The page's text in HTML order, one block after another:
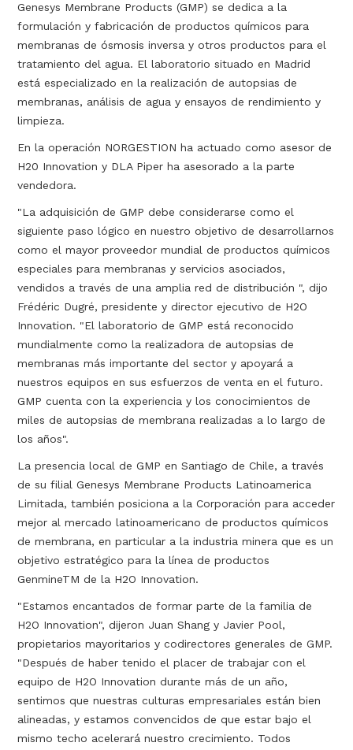
Genesys Membrane Products (GMP) se dedica a la
formulación y fabricación de productos químicos para
membranas de ósmosis inversa y otros productos para el
tratamiento del agua. El laboratorio situado en Madrid
está especializado en la realización de autopsias de
membranas, análisis de agua y ensayos de rendimiento y
limpieza.
En la operación NORGESTION ha actuado como asesor de
H20 Innovation y DLA Piper ha asesorado a la parte
vendedora.
"La adquisición de GMP debe considerarse como el
siguiente paso lógico en nuestro objetivo de desarrollarnos
como el mayor proveedor mundial de productos químicos
especiales para membranas y servicios asociados,
vendidos a través de una amplia red de distribución ", dijo
Frédéric Dugré, presidente y director ejecutivo de H2O
Innovation. "El laboratorio de GMP está reconocido
mundialmente como la realizadora de autopsias de
membranas más importante del sector y apoyará a
nuestros equipos en sus esfuerzos de venta en el futuro.
GMP cuenta con la experiencia y los conocimientos de
miles de autopsias de membrana realizadas a lo largo de
los años".
La presencia local de GMP en Santiago de Chile, a través
de su filial Genesys Membrane Products Latinoamerica
Limitada, también posiciona a la Corporación para acceder
mejor al mercado latinoamericano de productos químicos
de membrana, en particular a la industria minera que es un
objetivo estratégico para la línea de productos
GenmineTM de la H2O Innovation.
"Estamos encantados de formar parte de la familia de
H2O Innovation", dijeron Juan Shang y Javier Pool,
propietarios mayoritarios y codirectores generales de GMP.
"Después de haber tenido el placer de trabajar con el
equipo de H2O Innovation durante más de un año,
sentimos que nuestras culturas empresariales están bien
alineadas, y estamos convencidos de que estar bajo el
mismo techo acelerará nuestro crecimiento. Todos